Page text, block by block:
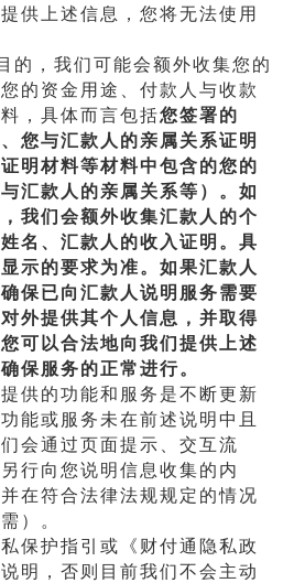
供上述信息，您将无法使用
的，我们可能会额外收集您的
的资金用途、付款人与收款
，具体而言包括您签署的
您与汇款人的亲属关系证明
明材料等材料中包含的您的
汇款人的亲属关系等）。如
我们会额外收集汇款人的个
名、汇款人的收入证明。具
示的要求为准。如果汇款人
保已向汇款人说明服务需要
外提供其个人信息，并取得
可以合法地向我们提供上述
保服务的正常进行。
供的功能和服务是不断更新
能或服务未在前述说明中且
会通过页面提示、交互流
行向您说明信息收集的内
在符合法律法规规定的情况
）。
保护指引或《财付通隐私政
明，否则目前我们不会主动